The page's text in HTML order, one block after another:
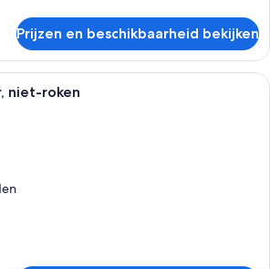
Prijzen en beschikbaarheid bekijken
Een hotelkamer met twee bedden,
niet-roken